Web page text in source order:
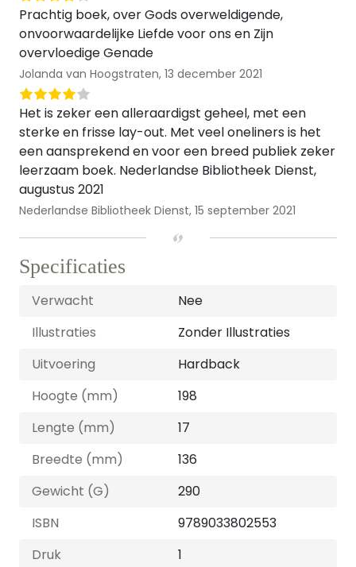
Prachtig boek, over Gods overweldigende,
onvoorwaardelijke Liefde voor ons en Zijn
overvloedige Genade
Jolanda van Hoogstraten, 13 december 2021
Het is zeker een alleraardigst geheel, met een
sterke en frisse lay-out. Met veel oneliners is het
een aansprekend en voor een breed publiek zeker
leerzaam boek. Nederlandse Bibliotheek Dienst,
augustus 2021
Nederlandse Bibliotheek Dienst, 15 september 2021
Specificaties
Verwacht
Nee
Illustraties
Zonder Illustraties
Uitvoering
Hardback
Hoogte (mm)
198
Lengte (mm)
17
Breedte (mm)
136
Gewicht (G)
290
ISBN
9789033802553
Druk
1